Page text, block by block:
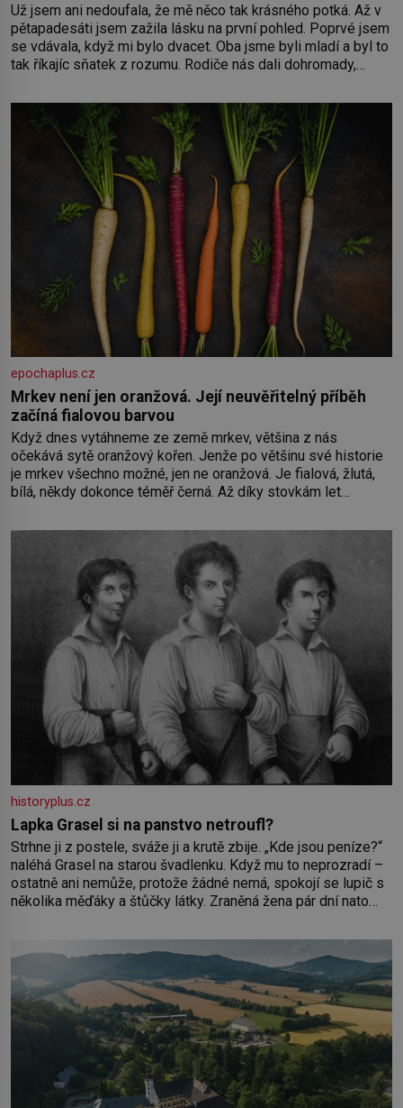
Už jsem ani nedoufala, že mě něco tak krásného potká. Až v
pětapadesáti jsem zažila lásku na první pohled. Poprvé jsem
se vdávala, když mi bylo dvacet. Oba jsme byli mladí a byl to
tak říkajíc sňatek z rozumu. Rodiče nás dali dohromady,
oběma moc nesvědčilo, brzy jsme zjistili, že
epochaplus.cz
Mrkev není jen oranžová. Její neuvěřitelný příběh
začíná fialovou barvou
Když dnes vytáhneme ze země mrkev, většina z nás
očekává sytě oranžový kořen. Jenže po většinu své historie
je mrkev všechno možné, jen ne oranžová. Je fialová, žlutá,
bílá, někdy dokonce téměř černá. Až díky stovkám let
českou zahradu ani nedokážeme představit. Její příběh je
historyplus.cz
Lapka Grasel si na panstvo netroufl?
Strhne ji z postele, sváže ji a krutě zbije. „Kde jsou peníze?“
naléhá Grasel na starou švadlenku. Když mu to neprozradí –
ostatně ani nemůže, protože žádné nemá, spokojí se lupič s
několika měďáky a štůčky látky. Zraněná žena pár dní nato
dlouho po jeho smrti